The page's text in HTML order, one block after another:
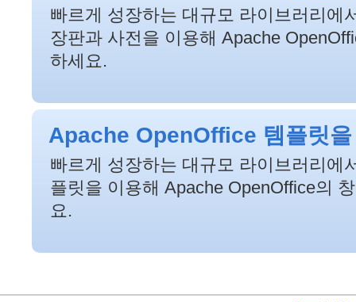
빠르게 성장하는 대규모 라이브러리에
장판과 사전을 이용해 Apache
하세요.
Apache OpenOffice 템플릿을
빠르게 성장하는 대규모 라이브러리에
플릿을 이용해 Apache OpenOffice의
요.